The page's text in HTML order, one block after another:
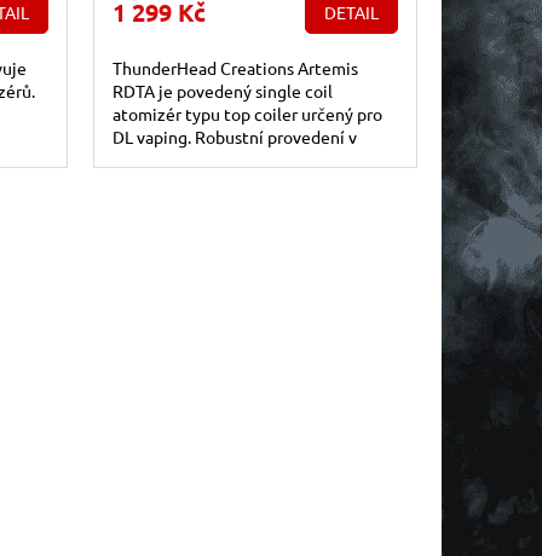
1 299 Kč DETAIL
ThunderHead Creations Artemis
RDTA je povedený single coil
atomizér typu top coiler určený pro
DL vaping. Robustní provedení v